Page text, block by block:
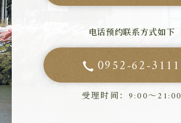
电话预约联系方式如下
0952-62-3111
受理时间：9:00～21:00